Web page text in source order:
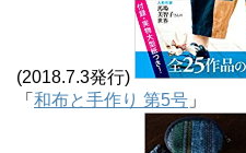
(2018.7.3発行)
「 和布と手作り 第5号 」